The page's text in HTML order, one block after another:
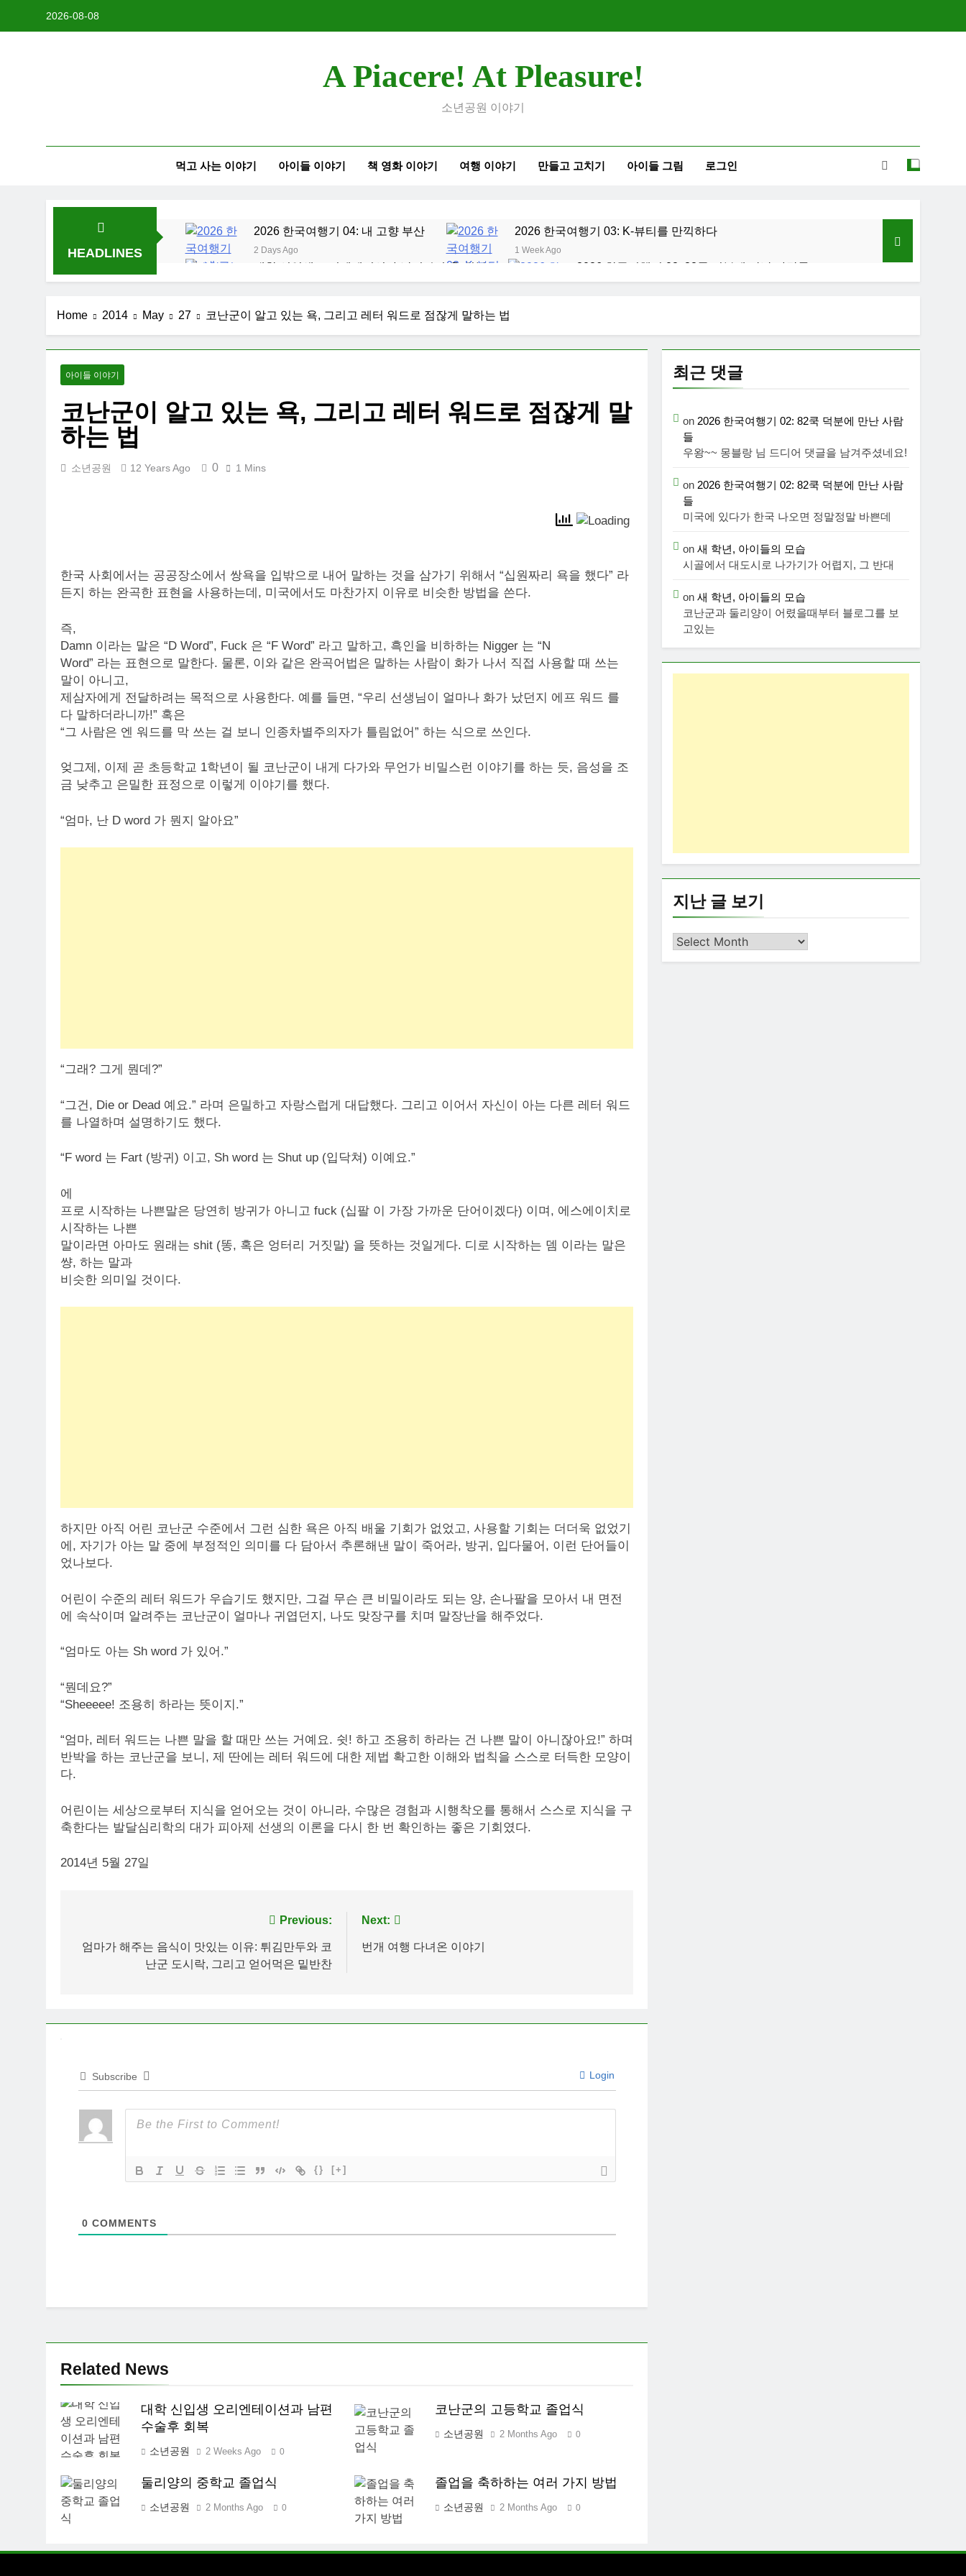
2026-08-08
A Piacere! At Pleasure!
소년공원 이야기
먹고 사는 이야기 아이들 이야기 책 영화 이야기 여행 이야기 만들고 고치기 아이들 그림 로그인
HEADLINES
2026 한국여행기 04: 내 고향 부산
2 Days Ago
2026 한국여행기 03: K-뷰티를 만끽하다
1 Week Ago
대학 신입생 오리엔테이션과 남편 수술후 회복 2026 한국여행기 02: 82쿡 덕분에 만난 사람들
3 Weeks Ago
Home 2014 May 27 코난군이 알고 있는 욕, 그리고 레터 워드로 점잖게 말하는 법
아이들 이야기
코난군이 알고 있는 욕, 그리고 레터 워드로 점잖게 말
하는 법
소년공원 12 Years Ago 0 1 Mins
한국 사회에서는 공공장소에서 쌍욕을 입밖으로 내어 말하는 것을 삼가기 위해서 “십원짜리 욕을 했다” 라
든지 하는 완곡한 표현을 사용하는데, 미국에서도 마찬가지 이유로 비슷한 방법을 쓴다.
즉,
Damn 이라는 말은 “D Word”, Fuck 은 “F Word” 라고 말하고, 흑인을 비하하는 Nigger 는 “N
Word” 라는 표현으로 말한다. 물론, 이와 같은 완곡어법은 말하는 사람이 화가 나서 직접 사용할 때 쓰는
말이 아니고,
제삼자에게 전달하려는 목적으로 사용한다. 예를 들면, “우리 선생님이 얼마나 화가 났던지 에프 워드 를
다 말하더라니까!” 혹은
“그 사람은 엔 워드를 막 쓰는 걸 보니 인종차별주의자가 틀림없어” 하는 식으로 쓰인다.
엊그제, 이제 곧 초등학교 1학년이 될 코난군이 내게 다가와 무언가 비밀스런 이야기를 하는 듯, 음성을 조
금 낮추고 은밀한 표정으로 이렇게 이야기를 했다.
“엄마, 난 D word 가 뭔지 알아요”
“그래? 그게 뭔데?”
“그건, Die or Dead 예요.” 라며 은밀하고 자랑스럽게 대답했다. 그리고 이어서 자신이 아는 다른 레터 워드
를 나열하며 설명하기도 했다.
“F word 는 Fart (방귀) 이고, Sh word 는 Shut up (입닥쳐) 이예요.”
에
프로 시작하는 나쁜말은 당연히 방귀가 아니고 fuck (십팔 이 가장 가까운 단어이겠다) 이며, 에스에이치로
시작하는 나쁜
말이라면 아마도 원래는 shit (똥, 혹은 엉터리 거짓말) 을 뜻하는 것일게다. 디로 시작하는 뎀 이라는 말은
썅, 하는 말과
비슷한 의미일 것이다.
하지만 아직 어린 코난군 수준에서 그런 심한 욕은 아직 배울 기회가 없었고, 사용할 기회는 더더욱 없었기
에, 자기가 아는 말 중에 부정적인 의미를 다 담아서 추론해낸 말이 죽어라, 방귀, 입다물어, 이런 단어들이
었나보다.
어린이 수준의 레터 워드가 우습기도 했지만, 그걸 무슨 큰 비밀이라도 되는 양, 손나팔을 모아서 내 면전
에 속삭이며 알려주는 코난군이 얼마나 귀엽던지, 나도 맞장구를 치며 말장난을 해주었다.
“엄마도 아는 Sh word 가 있어.”
“뭔데요?”
“Sheeeee! 조용히 하라는 뜻이지.”
“엄마, 레터 워드는 나쁜 말을 할 때만 쓰는 거예요. 쉿! 하고 조용히 하라는 건 나쁜 말이 아니잖아요!” 하며
반박을 하는 코난군을 보니, 제 딴에는 레터 워드에 대한 제법 확고한 이해와 법칙을 스스로 터득한 모양이
다.
어린이는 세상으로부터 지식을 얻어오는 것이 아니라, 수많은 경험과 시행착오를 통해서 스스로 지식을 구
축한다는 발달심리학의 대가 피아제 선생의 이론을 다시 한 번 확인하는 좋은 기회였다.
2014년 5월 27일
navigation
Previous:
엄마가 해주는 음식이 맛있는 이유: 튀김만두와 코
난군 도시락, 그리고 얻어먹은 밑반찬
Next:
번개 여행 다녀온 이야기
Subscribe Login
{} [+]
0 COMMENTS
Related News
대학 신입생 오리엔테이션과 남편
수술후 회복
소년공원 2 Weeks Ago 0
코난군의 고등학교 졸업식
소년공원 2 Months Ago 0
둘리양의 중학교 졸업식
소년공원 2 Months Ago 0
졸업을 축하하는 여러 가지 방법
소년공원 2 Months Ago 0
최근 댓글
on 2026 한국여행기 02: 82쿡 덕분에 만난 사람
들
우왕~~ 몽블랑 님 드디어 댓글을 남겨주셨네요!
on 2026 한국여행기 02: 82쿡 덕분에 만난 사람
들
미국에 있다가 한국 나오면 정말정말 바쁜데
on 새 학년, 아이들의 모습
시골에서 대도시로 나가기가 어렵지, 그 반대
on 새 학년, 아이들의 모습
코난군과 둘리양이 어렸을때부터 블로그를 보
고있는
지난 글 보기
지